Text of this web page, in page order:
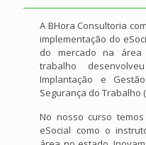
A BHora Consultoria
implementação do
do mercado na
trabalho
Implantação e
Segurança do Trabalho
No nosso curso
eSocial como o